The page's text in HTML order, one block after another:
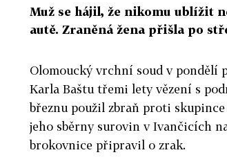
Muž se hájil, že nikomu ublížit
autě. Zraněná žena přišla po
Olomoucký vrchní soud v pondělí
Karla Baštu třemi lety vězení s
březnu použil zbraň proti
jeho sběrny surovin v Ivančicích
brokovnice připravil o zrak.